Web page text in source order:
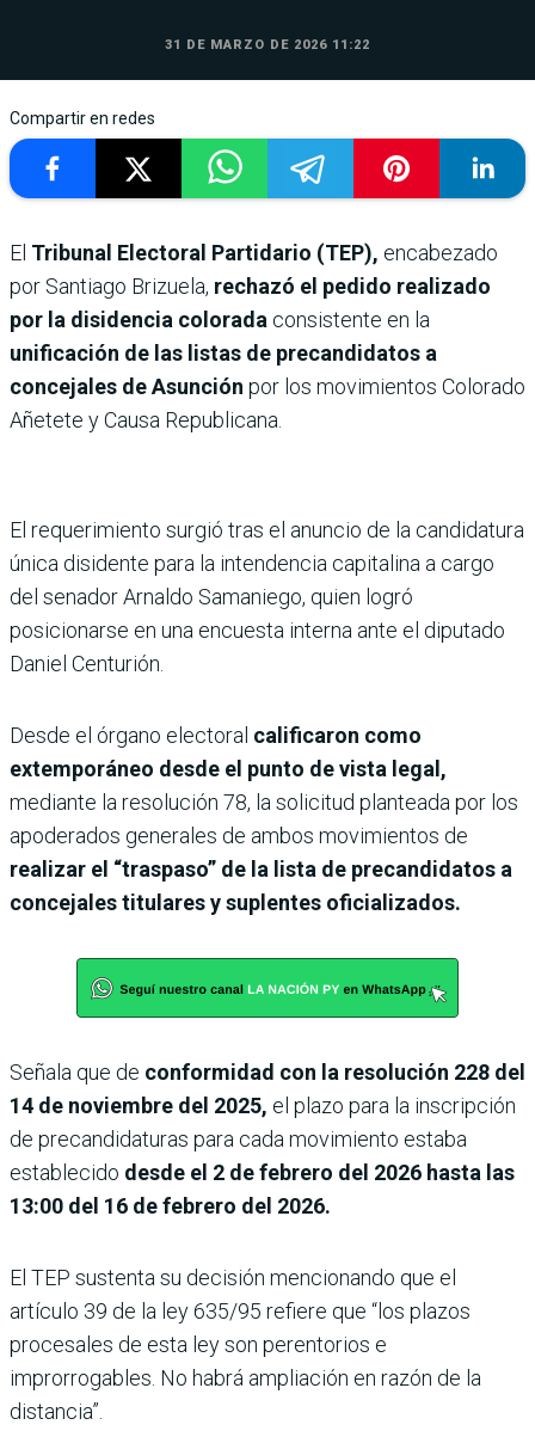
31 DE MARZO DE 2026 11:22
Compartir en redes
El Tribunal Electoral Partidario (TEP), encabezado
por Santiago Brizuela, rechazó el pedido realizado
por la disidencia colorada consistente en la
unificación de las listas de precandidatos a
concejales de Asunción por los movimientos Colorado
Añetete y Causa Republicana.
El requerimiento surgió tras el anuncio de la candidatura
única disidente para la intendencia capitalina a cargo
del senador Arnaldo Samaniego, quien logró
posicionarse en una encuesta interna ante el diputado
Daniel Centurión.
Desde el órgano electoral calificaron como
extemporáneo desde el punto de vista legal,
mediante la resolución 78, la solicitud planteada por los
apoderados generales de ambos movimientos de
realizar el “traspaso” de la lista de precandidatos a
concejales titulares y suplentes oficializados.
Señala que de conformidad con la resolución 228 del
14 de noviembre del 2025, el plazo para la inscripción
de precandidaturas para cada movimiento estaba
establecido desde el 2 de febrero del 2026 hasta las
13:00 del 16 de febrero del 2026.
El TEP sustenta su decisión mencionando que el
artículo 39 de la ley 635/95 refiere que “los plazos
procesales de esta ley son perentorios e
improrrogables. No habrá ampliación en razón de la
distancia”.